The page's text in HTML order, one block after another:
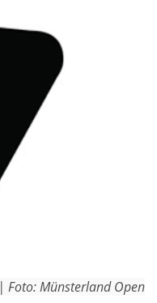
| Foto: Münsterland Open